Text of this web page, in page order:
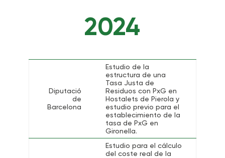
2024
Diputació
de
Barcelona
Estudio de la
estructura de una
Tasa Justa de
Residuos con PxG en
Hostalets de Pierola y
estudio previo para el
establecimiento de la
tasa de PxG en
Gironella.
Estudio para el cálculo
del coste real de la